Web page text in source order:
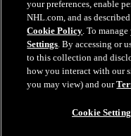
nimillä ja numeroilla
NHLPA:n lisenssin alla.
rakenne ovat rekisteröityjä
Zamboni & Co., Inc. ©
oikeudet pidätetään.
tavaramerkit ja
Kaikki oikeudet pidätetään.
your preferences, enable
NHL.com, and as
Cookie Policy. To
Settings. By accessing or
to this collection and
how you interact with our
you may view) and our
Cookie